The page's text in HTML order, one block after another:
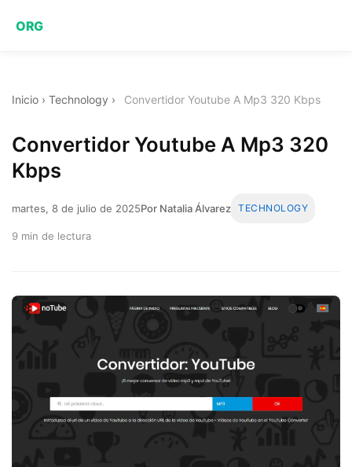
ORG
Inicio › Technology › Convertidor Youtube A Mp3 320 Kbps
Convertidor Youtube A Mp3 320
Kbps
martes, 8 de julio de 2025Por Natalia Álvarez TECHNOLOGY
9 min de lectura